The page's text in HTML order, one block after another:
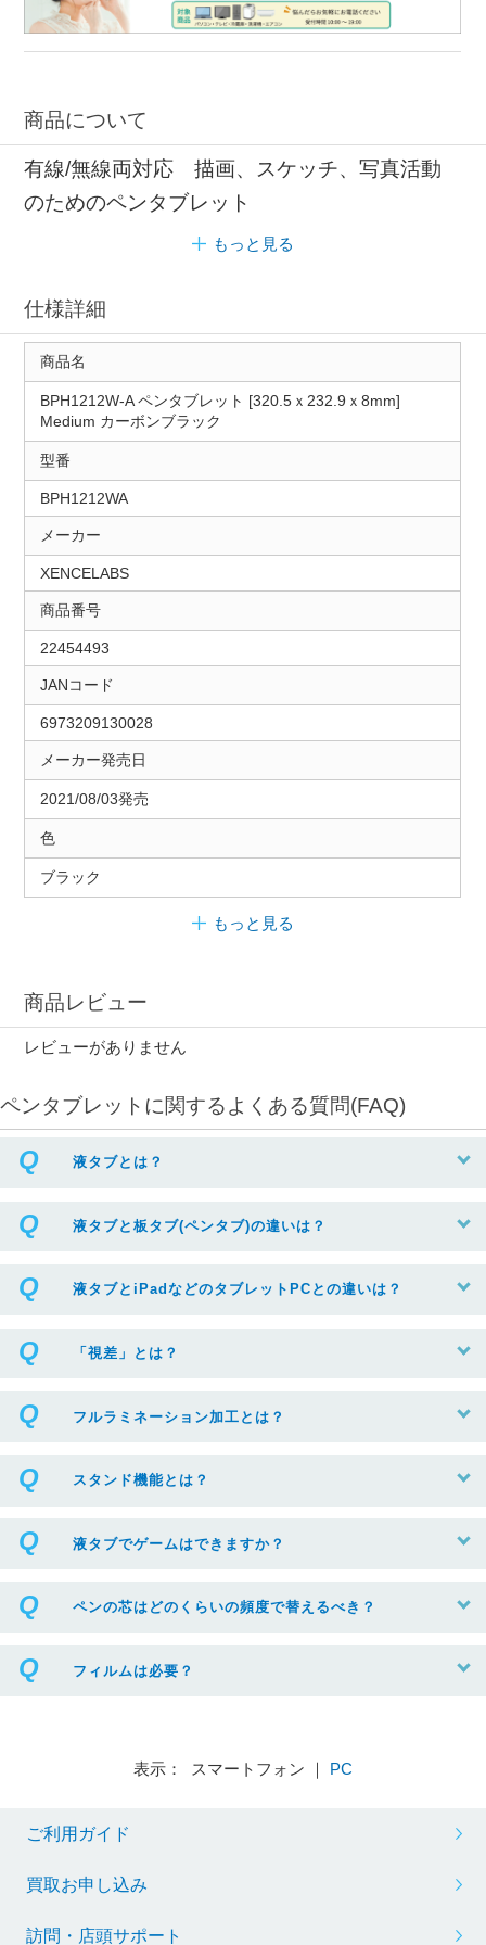
商品について
有線/無線両対応 描画、スケッチ、写真活動
のためのペンタブレット
もっと見る
仕様詳細
商品名
BPH1212W-A ペンタブレット [320.5ｘ232.9ｘ8mm]
Medium カーボンブラック
型番
BPH1212WA
メーカー
XENCELABS
商品番号
22454493
JANコード
6973209130028
メーカー発売日
2021/08/03発売
色
ブラック
もっと見る
商品レビュー
レビューがありません
ペンタブレットに関するよくある質問(FAQ)
液タブとは？
液タブと板タブ(ペンタブ)の違いは？
液タブとiPadなどのタブレットPCとの違いは？
「視差」とは？
フルラミネーション加工とは？
スタンド機能とは？
液タブでゲームはできますか？
ペンの芯はどのくらいの頻度で替えるべき？
フィルムは必要？
表示： スマートフォン ｜ PC
ご利用ガイド
買取お申し込み
訪問・店頭サポート